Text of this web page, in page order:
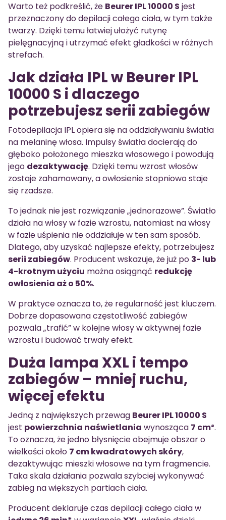
Warto też podkreślić, że Beurer IPL 10000 S jest
przeznaczony do depilacji całego ciała, w tym także
twarzy. Dzięki temu łatwiej ułożyć rutynę
pielęgnacyjną i utrzymać efekt gładkości w różnych
strefach.
Jak działa IPL w Beurer IPL
10000 S i dlaczego
potrzebujesz serii zabiegów
Fotodepilacja IPL opiera się na oddziaływaniu światła
na melaninę włosa. Impulsy światła docierają do
głęboko położonego mieszka włosowego i powodują
jego dezaktywację. Dzięki temu wzrost włosów
zostaje zahamowany, a owłosienie stopniowo staje
się rzadsze.
To jednak nie jest rozwiązanie „jednorazowe”. Światło
działa na włosy w fazie wzrostu, natomiast na włosy
w fazie uśpienia nie oddziałuje w ten sam sposób.
Dlatego, aby uzyskać najlepsze efekty, potrzebujesz
serii zabiegów. Producent wskazuje, że już po 3- lub
4-krotnym użyciu można osiągnąć redukcję
owłosienia aż o 50%.
W praktyce oznacza to, że regularność jest kluczem.
Dobrze dopasowana częstotliwość zabiegów
pozwala „trafić” w kolejne włosy w aktywnej fazie
wzrostu i budować trwały efekt.
Duża lampa XXL i tempo
zabiegów – mniej ruchu,
więcej efektu
Jedną z największych przewag Beurer IPL 10000 S
jest powierzchnia naświetlania wynosząca 7 cm².
To oznacza, że jedno błysnięcie obejmuje obszar o
wielkości około 7 cm kwadratowych skóry,
dezaktywując mieszki włosowe na tym fragmencie.
Taka skala działania pozwala szybciej wykonywać
zabieg na większych partiach ciała.
Producent deklaruje czas depilacji całego ciała w